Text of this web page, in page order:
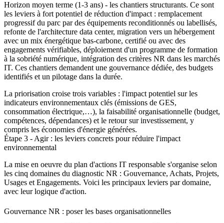
Horizon moyen terme (1-3 ans) - les chantiers structurants. Ce sont
les leviers à fort potentiel de réduction d'impact : remplacement
progressif du parc par des équipements reconditionnés ou labellisés,
refonte de l'architecture data center, migration vers un hébergement
avec un mix énergétique bas-carbone, certifié ou avec des
engagements vérifiables, déploiement d'un programme de formation
à la sobriété numérique, intégration des critères NR dans les marchés
IT. Ces chantiers demandent une gouvernance dédiée, des budgets
identifiés et un pilotage dans la durée.
La priorisation croise trois variables : l'impact potentiel sur les
indicateurs environnementaux clés (émissions de GES,
consommation électrique,…), la faisabilité organisationnelle (budget,
compétences, dépendances) et le retour sur investissement, y
compris les économies d'énergie générées.
Étape 3 - Agir : les leviers concrets pour réduire l'impact
environnemental
La mise en oeuvre du plan d'actions IT responsable s'organise selon
les cinq domaines du diagnostic NR : Gouvernance, Achats, Projets,
Usages et Engagements. Voici les principaux leviers par domaine,
avec leur logique d'action.
Gouvernance NR : poser les bases organisationnelles